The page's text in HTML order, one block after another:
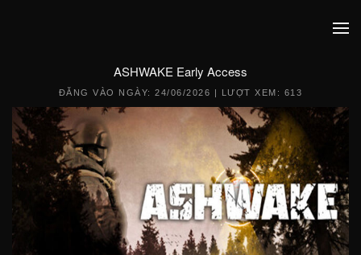
ASHWAKE Early Access
ĐĂNG VÀO NGÀY:24/06/2026 | LƯỢT XEM: 613